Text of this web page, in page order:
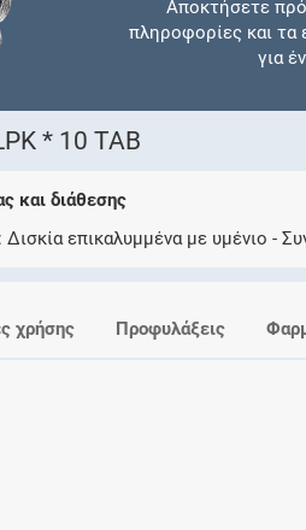
Αποκτήσετε
πληροφορίες και τα
για
Ελέγξτε την αγωγή
* 10 TAB
και διάθεσης
Δισκία επικαλυμμένα με υμένιο
χρήσης Προφυλάξεις